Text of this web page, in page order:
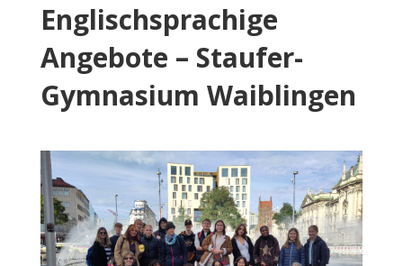
Englischsprachige
Angebote – Staufer-
Gymnasium Waiblingen